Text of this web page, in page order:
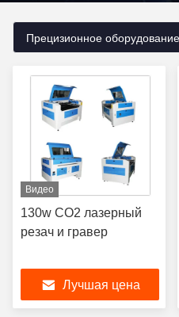
Прецизионное
Видео
130w CO2 лазерный
резач и гравер
Лучшая цена